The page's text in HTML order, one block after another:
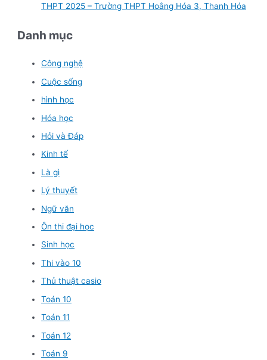
THPT 2025 – Trường THPT Hoằng Hóa 3, Thanh Hóa
Danh mục
Công nghệ
Cuộc sống
hình học
Hóa học
Hỏi và Đáp
Kinh tế
Là gì
Lý thuyết
Ngữ văn
Ôn thi đại học
Sinh học
Thi vào 10
Thủ thuật casio
Toán 10
Toán 11
Toán 12
Toán 9